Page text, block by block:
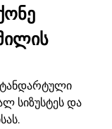
სიზუსტეს და